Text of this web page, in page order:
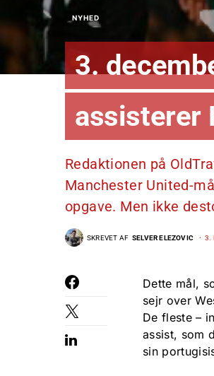
NYHED
3.
assisterer
Redaktionen på
Manchester United-
opgave. Men ikke
SKREVET AF SELVER ELEZOVIC 3.
Dette mål,
sejr over
De fleste –
assist, som
sin